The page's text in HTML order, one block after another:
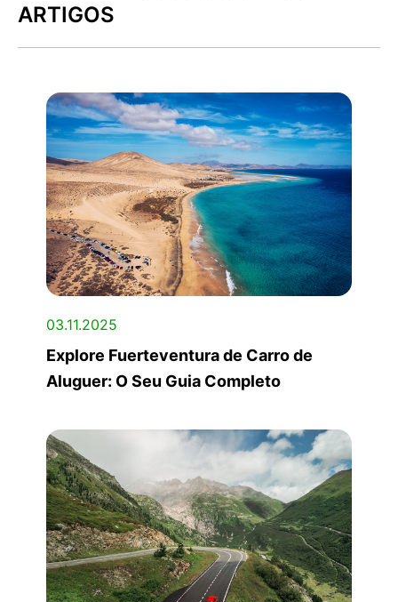
ARTIGOS
03.11.2025
Explore Fuerteventura de Carro de
Aluguer: O Seu Guia Completo